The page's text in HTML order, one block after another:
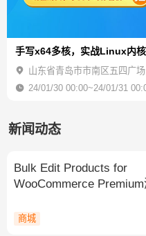
手写x64多核，实战Linux内
山东省青岛市市南区五四广场
24/01/30 00:00~24/01/31
新闻动态
Bulk Edit Products for
WooCommerce Premium
商城